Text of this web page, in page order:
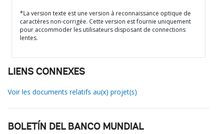
*La version texte est une version à reconnaissance optique de
caractères non-corrigée. Cette version est fournie uniquement
pour accommoder les utilisateurs disposant de connections
lentes.
LIENS CONNEXES
Voir les documents relatifs au(x) projet(s)
BOLETÍN DEL BANCO MUNDIAL